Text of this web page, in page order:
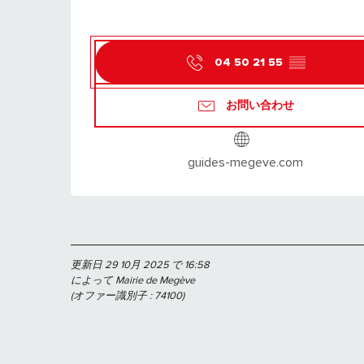
04 50 21 55 ▒▒
お問い合わせ
guides-megeve.com
更新日 29 10月 2025 で 16:58
によって Mairie de Megève
(オファー識別子 :74100)